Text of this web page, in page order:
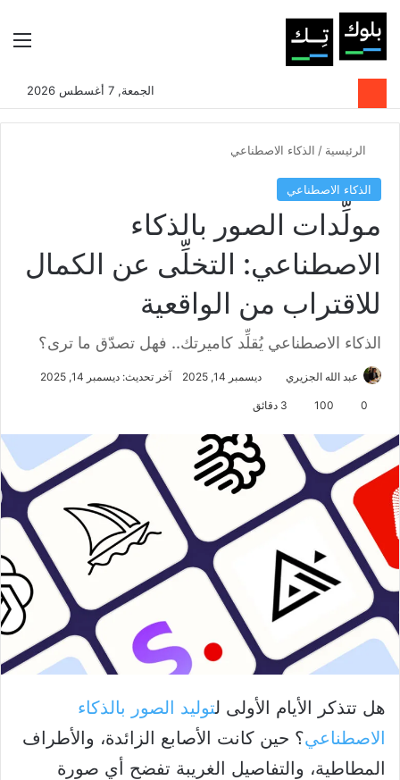
بحثالوضع
الجمعة, 7 أغسطس 2026
الرئيسية / الذكاء الاصطناعي
الذكاء الاصطناعي
مولِّدات الصور بالذكاء
الاصطناعي: التخلِّى عن الكمال
للاقتراب من الواقعية
الذكاء الاصطناعي يُقلِّد كاميرتك.. فهل تصدّق ما ترى؟
عبد الله الجزيري ديسمبر 14, 2025 آخر تحديث: ديسمبر 14, 2025
0
100
هل تتذكر الأيام الأولى لتوليد الصور بالذكاء
الاصطناعي؟ حين كانت الأصابع الزائدة، والأطراف
المطاطية، والتفاصيل الغريبة تفضح أي صورة